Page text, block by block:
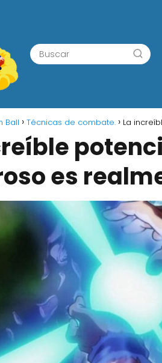
Ball Técnicas de combate. La
es